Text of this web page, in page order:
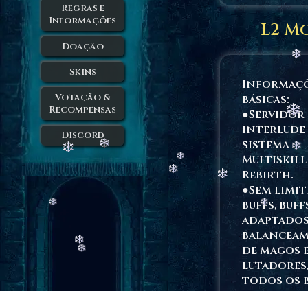
Regras e
Informações
Doação
Skins
Votação &
Recompensas
Discord
L2
básicas:
●Servidor
Interlude
sistema
MultiSkill
Rebirth.
●Sem
buffs,
de magos
todos os